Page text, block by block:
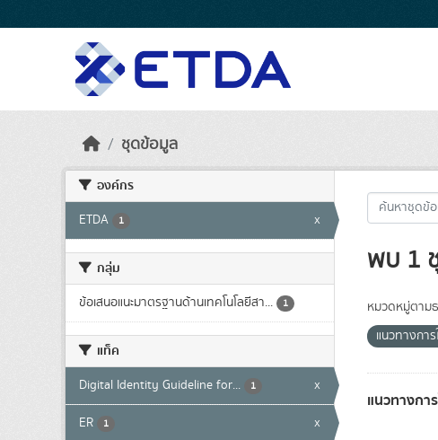
ชุดข้อมูล
องค์กร
ETDA 1 x
กลุ่ม
ข้อเสนอแนะมาตรฐานด้านเทคโนโลยีสา... 1
แท็ค
Digital Identity Guideline for... 1 x
ER 1 x
พบ 1
หมวดหมู่ตาม
แนวทางกา
แนวทางกา